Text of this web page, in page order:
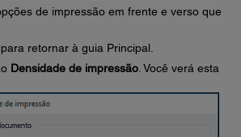
de impressão em frente e verso que
retornar à guia Principal.
Densidade de impressão . Você verá esta